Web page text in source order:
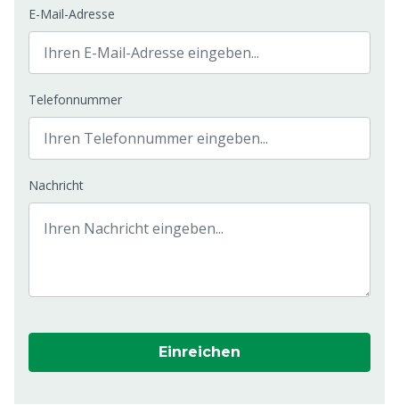
E-Mail-Adresse
Telefonnummer
Nachricht
Einreichen